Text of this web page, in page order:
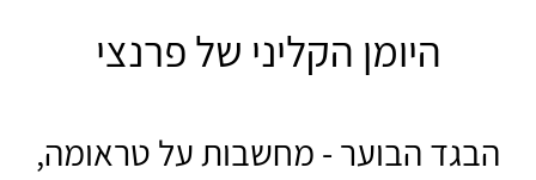
היומן הקליני של פרנצי
הבגד הבוער - מחשבות על טראומה,